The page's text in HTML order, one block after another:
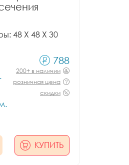
48 X 48 X 30
788
200+ в наличии
розничная цена
скидки
КУПИТЬ